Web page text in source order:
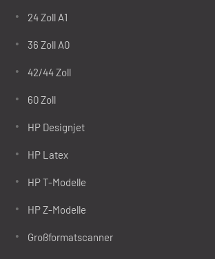
24 Zoll A1
36 Zoll A0
42/44 Zoll
60 Zoll
HP Designjet
HP Latex
HP T-Modelle
HP Z-Modelle
Großformatscanner